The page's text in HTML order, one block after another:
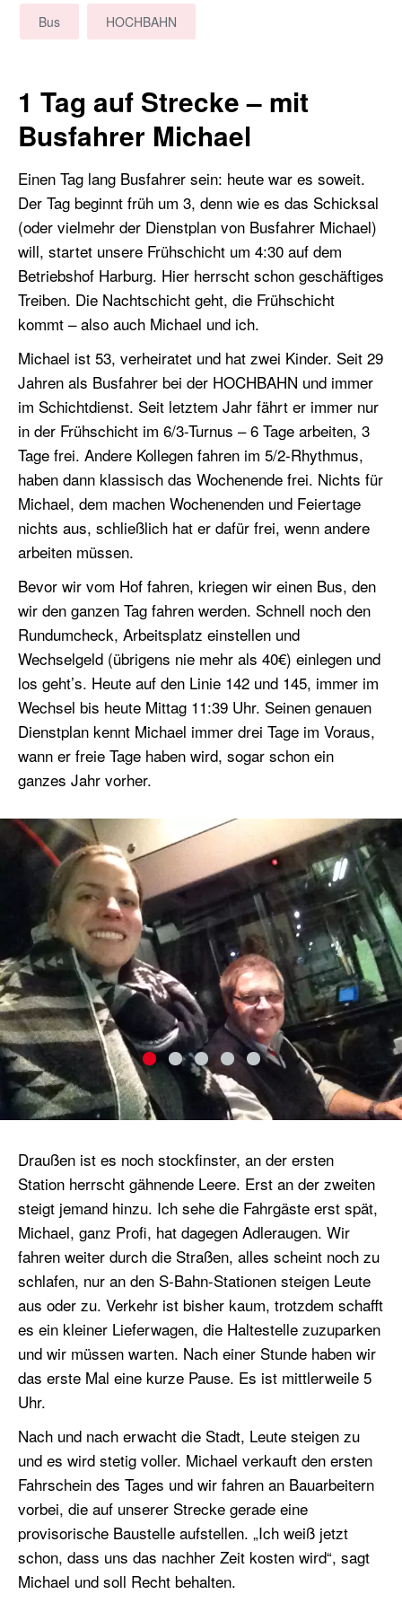
Bus HOCHBAHN
1 Tag auf Strecke – mit
Busfahrer Michael
Einen Tag lang Busfahrer sein: heute war es soweit.
Der Tag beginnt früh um 3, denn wie es das Schicksal
(oder vielmehr der Dienstplan von Busfahrer Michael)
will, startet unsere Frühschicht um 4:30 auf dem
Betriebshof Harburg. Hier herrscht schon geschäftiges
Treiben. Die Nachtschicht geht, die Frühschicht
kommt – also auch Michael und ich.
Michael ist 53, verheiratet und hat zwei Kinder. Seit 29
Jahren als Busfahrer bei der HOCHBAHN und immer
im Schichtdienst. Seit letztem Jahr fährt er immer nur
in der Frühschicht im 6/3-Turnus – 6 Tage arbeiten, 3
Tage frei. Andere Kollegen fahren im 5/2-Rhythmus,
haben dann klassisch das Wochenende frei. Nichts für
Michael, dem machen Wochenenden und Feiertage
nichts aus, schließlich hat er dafür frei, wenn andere
arbeiten müssen.
Bevor wir vom Hof fahren, kriegen wir einen Bus, den
wir den ganzen Tag fahren werden. Schnell noch den
Rundumcheck, Arbeitsplatz einstellen und
Wechselgeld (übrigens nie mehr als 40€) einlegen und
los geht’s. Heute auf den Linie 142 und 145, immer im
Wechsel bis heute Mittag 11:39 Uhr. Seinen genauen
Dienstplan kennt Michael immer drei Tage im Voraus,
wann er freie Tage haben wird, sogar schon ein
ganzes Jahr vorher.
Draußen ist es noch stockfinster, an der ersten
Station herrscht gähnende Leere. Erst an der zweiten
steigt jemand hinzu. Ich sehe die Fahrgäste erst spät,
Michael, ganz Profi, hat dagegen Adleraugen. Wir
fahren weiter durch die Straßen, alles scheint noch zu
schlafen, nur an den S-Bahn-Stationen steigen Leute
aus oder zu. Verkehr ist bisher kaum, trotzdem schafft
es ein kleiner Lieferwagen, die Haltestelle zuzuparken
und wir müssen warten. Nach einer Stunde haben wir
das erste Mal eine kurze Pause. Es ist mittlerweile 5
Uhr.
Nach und nach erwacht die Stadt, Leute steigen zu
und es wird stetig voller. Michael verkauft den ersten
Fahrschein des Tages und wir fahren an Bauarbeitern
vorbei, die auf unserer Strecke gerade eine
provisorische Baustelle aufstellen. „Ich weiß jetzt
schon, dass uns das nachher Zeit kosten wird“, sagt
Michael und soll Recht behalten.